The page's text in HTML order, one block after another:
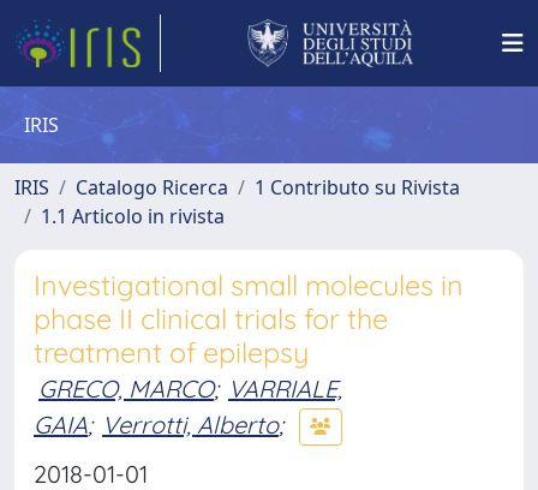
IRIS
IRIS Catalogo Ricerca
1 Contributo su Rivista
1.1 Articolo in rivista
Investigational small molecules in
phase II clinical trials for the
treatment of epilepsy
GRECO, MARCO; VARRIALE,
GAIA; Verrotti, Alberto;
2018-01-01